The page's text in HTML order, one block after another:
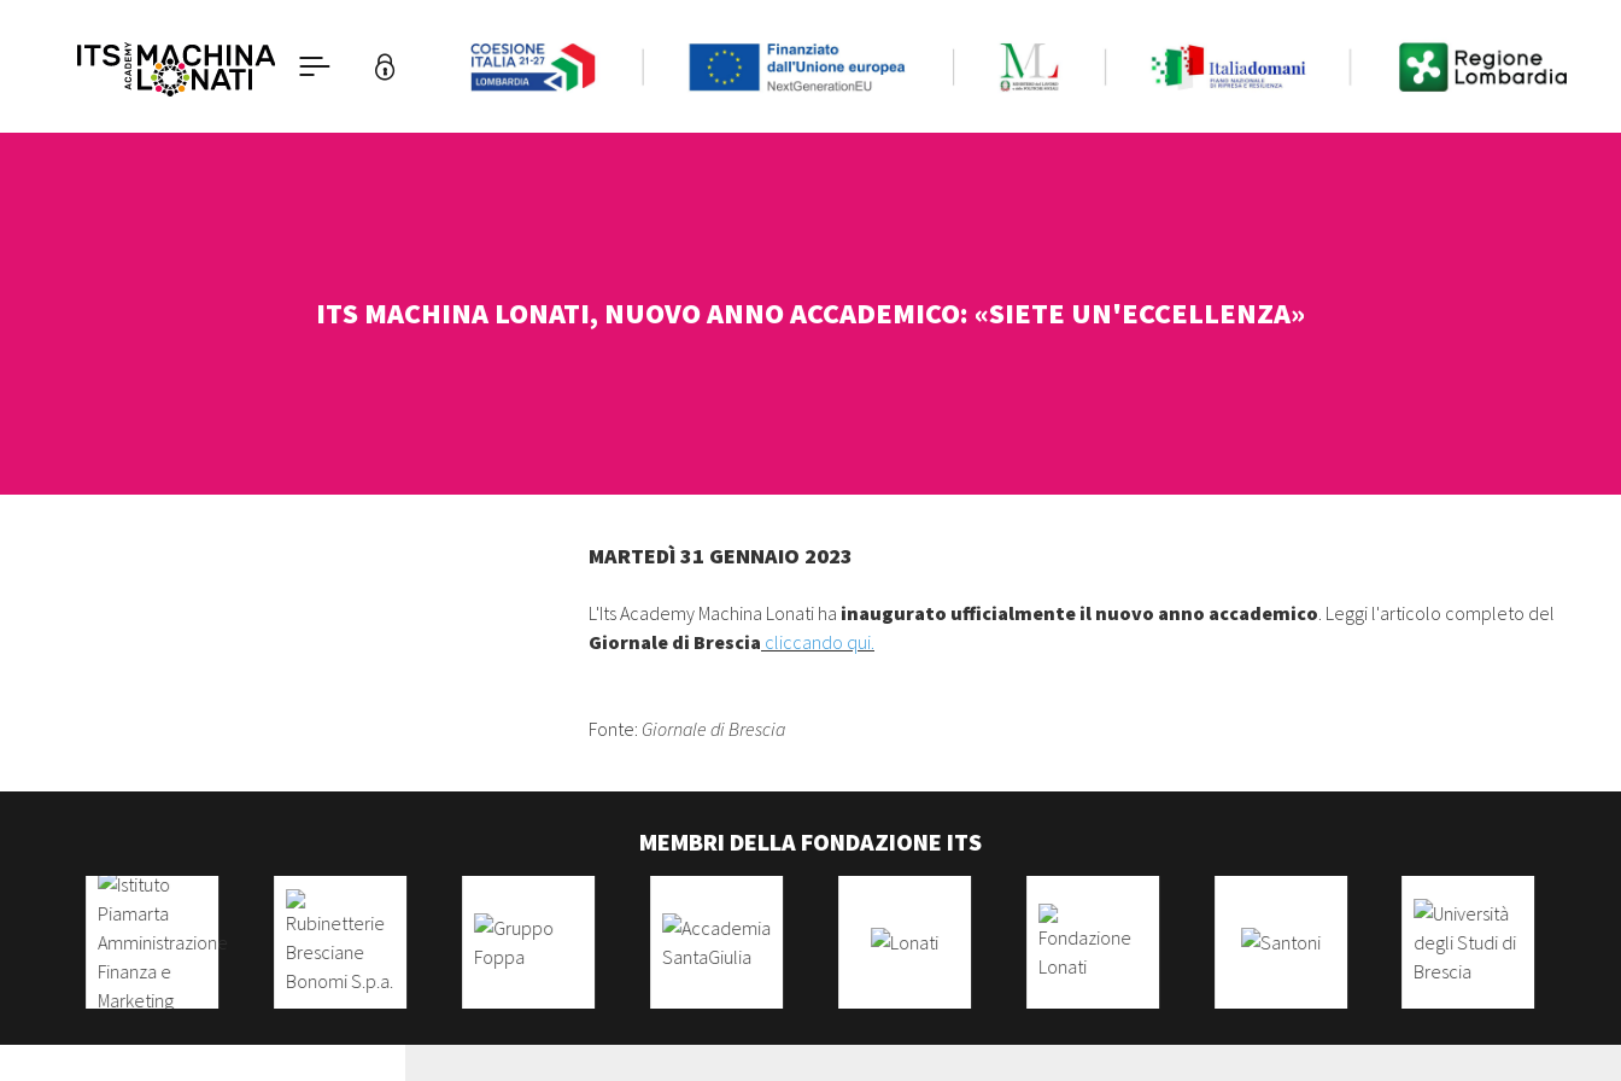
ITS MACHINA LONATI, NUOVO ANNO ACCADEMICO: «SIETE UN'ECCELLENZA»
MARTEDÌ 31 GENNAIO 2023
L'Its Academy Machina Lonati ha inaugurato ufficialmente il nuovo anno accademico. Leggi l'articolo completo del
Giornale di Brescia cliccando qui.
Fonte: Giornale di Brescia
MEMBRI DELLA FONDAZIONE ITS